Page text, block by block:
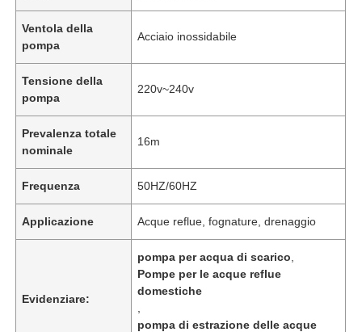
Ventola della
pompa
Acciaio inossidabile
Tensione della
pompa
220v~240v
Prevalenza totale
nominale
16m
Frequenza 50HZ/60HZ
Applicazione Acque reflue, fognature, drenaggio
Evidenziare:
pompa per acqua di scarico
Pompe per le acque reflue
domestiche
pompa di estrazione delle acque